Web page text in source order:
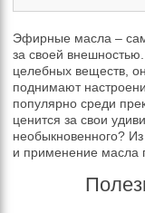
Эфирные масла –
за своей
целебных веществ,
поднимают
популярно среди
ценится за свои
необыкновенного? Из
и применение масла